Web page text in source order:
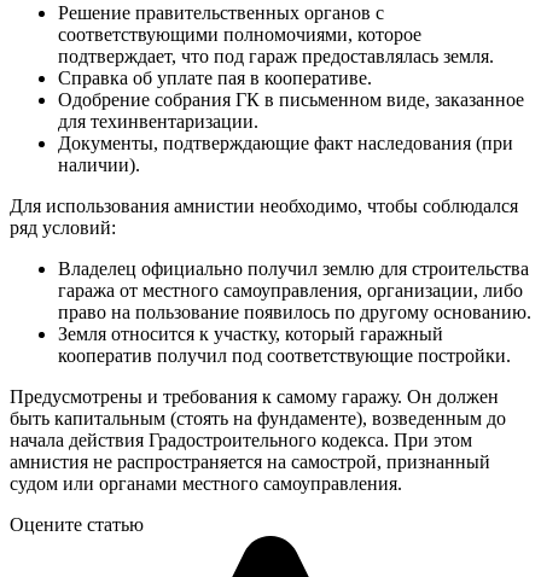
Решение правительственных органов с
соответствующими полномочиями, которое
подтверждает, что под гараж предоставлялась земля.
Справка об уплате пая в кооперативе.
Одобрение собрания ГК в письменном виде, заказанное
для техинвентаризации.
Документы, подтверждающие факт наследования (при
наличии).
Для использования амнистии необходимо, чтобы соблюдался
ряд условий:
Владелец официально получил землю для строительства
гаража от местного самоуправления, организации, либо
право на пользование появилось по другому основанию.
Земля относится к участку, который гаражный
кооператив получил под соответствующие постройки.
Предусмотрены и требования к самому гаражу. Он должен
быть капитальным (стоять на фундаменте), возведенным до
начала действия Градостроительного кодекса. При этом
амнистия не распространяется на самострой, признанный
судом или органами местного самоуправления.
Оцените статью